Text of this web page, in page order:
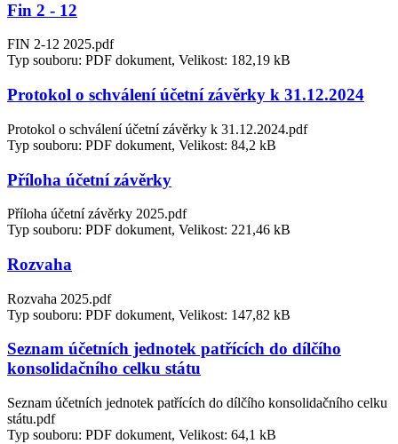
Fin 2 - 12
FIN 2-12 2025.pdf
Typ souboru: PDF dokument, Velikost: 182,19 kB
Protokol o schválení účetní závěrky k 31.12.2024
Protokol o schválení účetní závěrky k 31.12.2024.pdf
Typ souboru: PDF dokument, Velikost: 84,2 kB
Příloha účetní závěrky
Příloha účetní závěrky 2025.pdf
Typ souboru: PDF dokument, Velikost: 221,46 kB
Rozvaha
Rozvaha 2025.pdf
Typ souboru: PDF dokument, Velikost: 147,82 kB
Seznam účetních jednotek patřících do dílčího
konsolidačního celku státu
Seznam účetních jednotek patřících do dílčího konsolidačního celku
státu.pdf
Typ souboru: PDF dokument, Velikost: 64,1 kB